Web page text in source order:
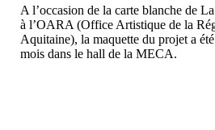
journal de bord
projets
approche
agence
A l’occasion de la carte blanche de
à l’OARA (Office Artistique de la
Aquitaine), la maquette du projet a
mois dans le hall de la MECA.